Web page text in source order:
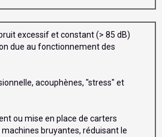
bruit excessif et constant (> 85 dB)
due au fonctionnement des
acouphènes, "stress" et
ou mise en place de carters
bruyantes, réduisant le